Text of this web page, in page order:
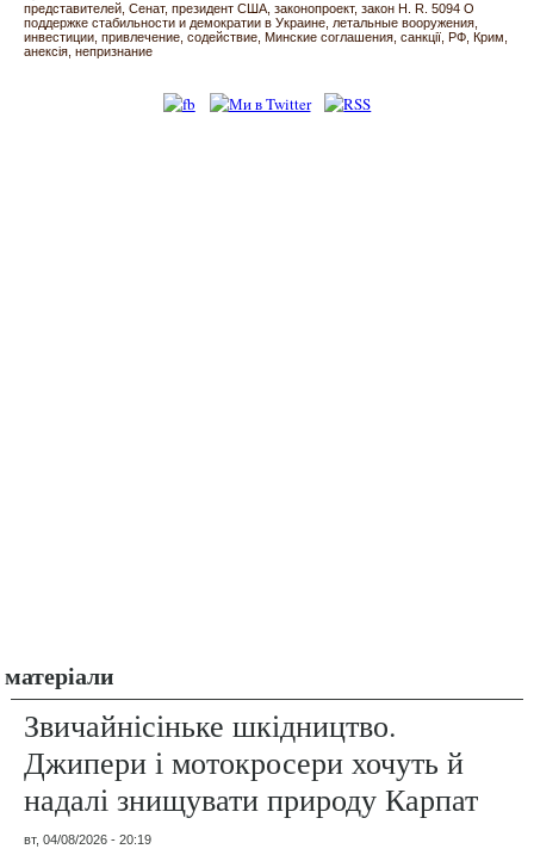
представителей Сенат президент США законопроект закон H. R. 5094 О
поддержке стабильности и демократии в Украине летальные вооружения
инвестиции привлечение содействие Минские соглашения санкції РФ
Крим
анексія непризнание
матеріали
Звичайнісіньке шкідництво.
Джипери і мотокросери хочуть й
надалі знищувати природу Карпат
вт, 04/08/2026 - 20:19